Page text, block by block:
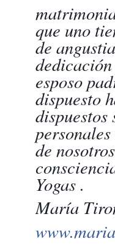
que uno
de
esposo
dispuesto
de
Yogas .
María